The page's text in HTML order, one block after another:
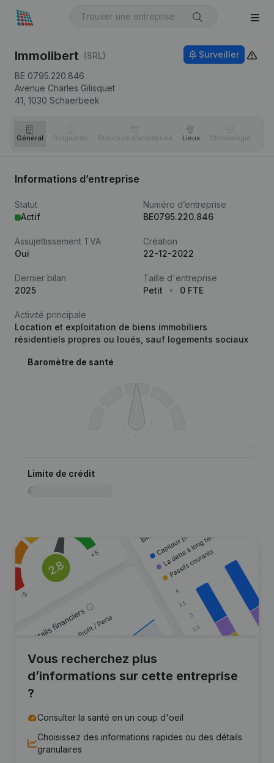
Immolibert (SRL)
BE 0795.220.846
Avenue Charles Gilisquet
41, 1030 Schaerbeek
Surveiller
Général Dirigeants Structure d'entreprise Lieux Chronologie
Informations d’entreprise
Statut
Actif
Numéro d’entreprise
BE0795.220.846
Assujettissement TVA
Oui
Création
22-12-2022
Dernier bilan
2025
Taille d'entreprise
Petit
0 FTE
Activité principale
Location et exploitation de biens immobiliers
résidentiels propres ou loués, sauf logements sociaux
Baromètre de santé
Limite de crédit
Vous recherchez plus
d’informations sur cette entreprise
?
Consulter la santé en un coup d'oeil
Choisissez des informations rapides ou des détails
granulaires